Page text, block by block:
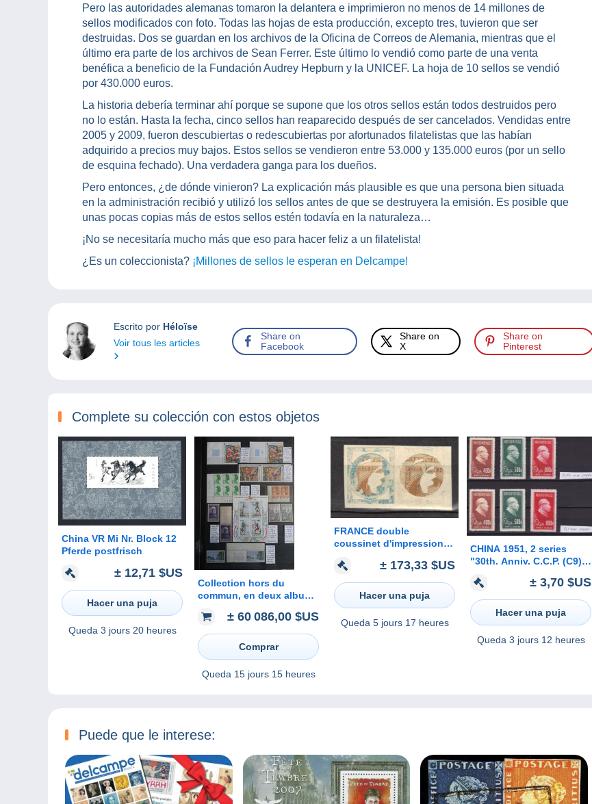
Pero las autoridades alemanas tomaron la delantera e imprimieron no menos de 14 millones de
sellos modificados con foto. Todas las hojas de esta producción, excepto tres, tuvieron que ser
destruidas. Dos se guardan en los archivos de la Oficina de Correos de Alemania, mientras que el
último era parte de los archivos de Sean Ferrer. Este último lo vendió como parte de una venta
benéfica a beneficio de la Fundación Audrey Hepburn y la UNICEF. La hoja de 10 sellos se vendió
por 430.000 euros.
La historia debería terminar ahí porque se supone que los otros sellos están todos destruidos pero
no lo están. Hasta la fecha, cinco sellos han reaparecido después de ser cancelados. Vendidas entre
2005 y 2009, fueron descubiertas o redescubiertas por afortunados filatelistas que las habían
adquirido a precios muy bajos. Estos sellos se vendieron entre 53.000 y 135.000 euros (por un sello
de esquina fechado). Una verdadera ganga para los dueños.
Pero entonces, ¿de dónde vinieron? La explicación más plausible es que una persona bien situada
en la administración recibió y utilizó los sellos antes de que se destruyera la emisión. Es posible que
unas pocas copias más de estos sellos estén todavía en la naturaleza…
¡No se necesitaría mucho más que eso para hacer feliz a un filatelista!
¿Es un coleccionista? ¡Millones de sellos le esperan en Delcampe!
Escrito por Héloïse
Voir tous les articles
Share on
Facebook
Share on
X
Share on
Pinterest
Complete su colección con estos objetos
China VR Mi Nr. Block 12
Pferde postfrisch
± 12,71 $US
Hacer una puja
Queda 3 jours 20 heures
Collection hors du
commun, en deux albums
de France. En pochettes,
sur 141 pages.
± 60 086,00 $US
Comprar
Queda 15 jours 15 heures
FRANCE double
coussinet d'impression
Céres 40 ct. bleu Rare
± 173,33 $US
Hacer una puja
Queda 5 jours 17 heures
CHINA 1951, 2 series
"30th. Anniv. C.C.P. (C9)",
± 3,70 $US
Hacer una puja
Queda 3 jours 12 heures
Puede que le interese: